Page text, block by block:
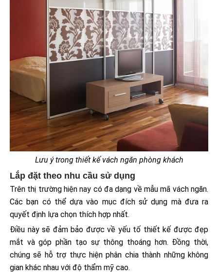
Lưu ý trong thiết kế vách ngăn phòng khách
Lắp đặt theo nhu cầu sử dụng
Trên thị trường hiện nay có đa dạng về mẫu mã vách ngăn.
Các bạn có thể dựa vào mục đích sử dụng mà đưa ra
quyết định lựa chọn thích hợp nhất.
Điều này sẽ đảm bảo được về yếu tố thiết kế được đẹp
mắt và góp phần tạo sự thông thoáng hơn. Đồng thời,
chúng sẽ hỗ trợ thực hiện phân chia thành những không
gian khác nhau với độ thẩm mỹ cao.